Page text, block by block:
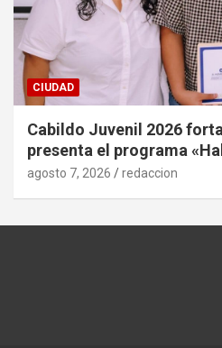
CIUDAD
Cabildo Juvenil 2026
presenta el programa
agosto 7, 2026 redaccion